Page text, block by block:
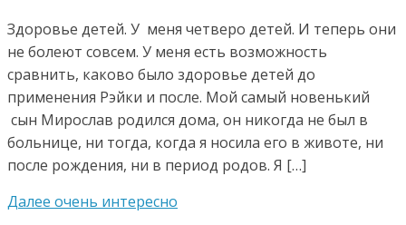
Здоровье детей. У меня четверо детей. И теперь они
не болеют совсем. У меня есть возможность
сравнить, каково было здоровье детей до
применения Рэйки и после. Мой самый новенький
сын Мирослав родился дома, он никогда не был в
больнице, ни тогда, когда я носила его в животе, ни
после рождения, ни в период родов. Я […]
Далее очень интересно